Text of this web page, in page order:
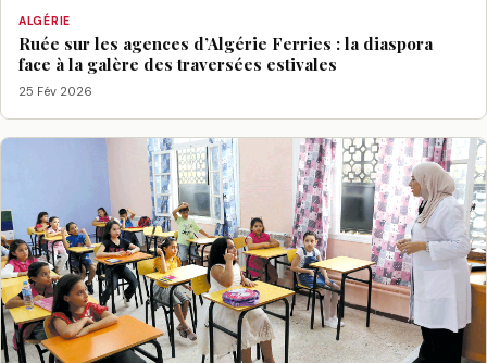
ALGÉRIE
Ruée sur les agences d’Algérie Ferries : la diaspora
face à la galère des traversées estivales
25 Fév 2026